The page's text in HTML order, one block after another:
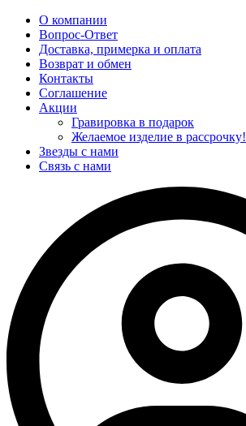
О компании
Вопрос-Ответ
Доставка, примерка и оплата
Возврат и обмен
Контакты
Соглашение
Акции
Гравировка в подарок
Желаемое изделие в рассрочку!
Звезды с нами
Связь с нами